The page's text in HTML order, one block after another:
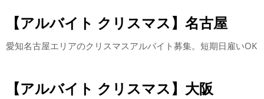
【アルバイト クリスマス】名古屋
愛知名古屋エリアのクリスマスアルバイト募集。短期日雇いOK
【アルバイト クリスマス】大阪